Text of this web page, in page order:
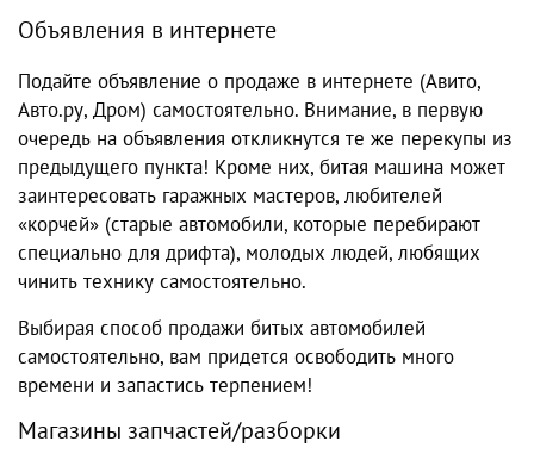
Объявления в интернете
Подайте объявление о продаже в интернете (Авито,
Авто.ру, Дром) самостоятельно. Внимание, в первую
очередь на объявления откликнутся те же перекупы из
предыдущего пункта! Кроме них, битая машина может
заинтересовать гаражных мастеров, любителей
«корчей» (старые автомобили, которые перебирают
специально для дрифта), молодых людей, любящих
чинить технику самостоятельно.
Выбирая способ продажи битых автомобилей
самостоятельно, вам придется освободить много
времени и запастись терпением!
Магазины запчастей/разборки